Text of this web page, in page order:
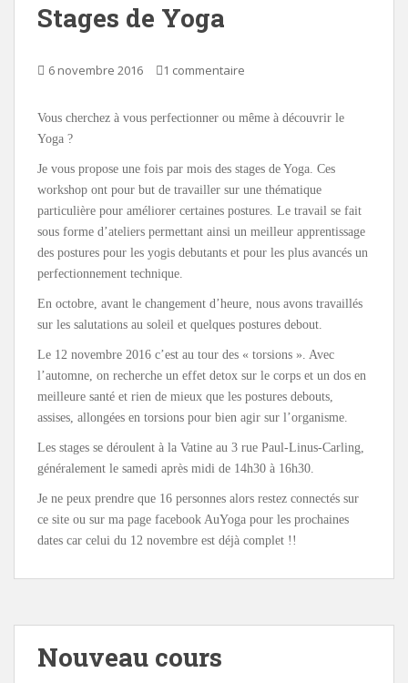
Stages de Yoga
6 novembre 2016 1 commentaire
Vous cherchez à vous perfectionner ou même à découvrir le
Yoga ?
Je vous propose une fois par mois des stages de Yoga. Ces
workshop ont pour but de travailler sur une thématique
particulière pour améliorer certaines postures. Le travail se fait
sous forme d’ateliers permettant ainsi un meilleur apprentissage
des postures pour les yogis debutants et pour les plus avancés un
perfectionnement technique.
En octobre, avant le changement d’heure, nous avons travaillés
sur les salutations au soleil et quelques postures debout.
Le 12 novembre 2016 c’est au tour des « torsions ». Avec
l’automne, on recherche un effet detox sur le corps et un dos en
meilleure santé et rien de mieux que les postures debouts,
assises, allongées en torsions pour bien agir sur l’organisme.
Les stages se déroulent à la Vatine au 3 rue Paul-Linus-Carling,
généralement le samedi après midi de 14h30 à 16h30.
Je ne peux prendre que 16 personnes alors restez connectés sur
ce site ou sur ma page facebook AuYoga pour les prochaines
dates car celui du 12 novembre est déjà complet !!
Nouveau cours